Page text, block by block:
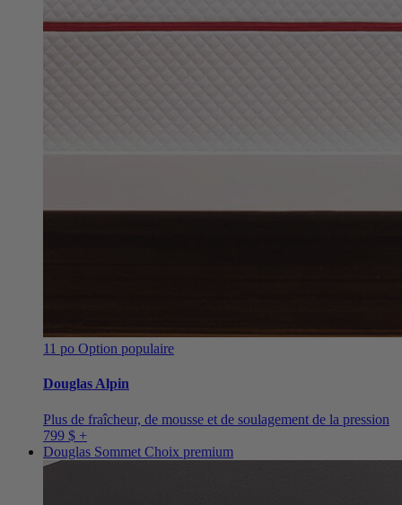
11 po Option populaire
Douglas Alpin
Plus de fraîcheur, de mousse et de soulagement de la pression
799 $ +
Douglas Sommet Choix premium